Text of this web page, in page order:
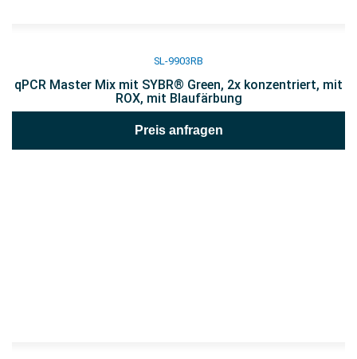
SL-9903RB
qPCR Master Mix mit SYBR® Green, 2x konzentriert, mit
ROX, mit Blaufärbung
Preis anfragen